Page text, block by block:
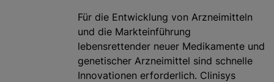
Für die Entwicklung von Arzneimitteln
und die Markteinführung
lebensrettender neuer Medikamente und
genetischer Arzneimittel sind schnelle
Innovationen erforderlich. Clinisys